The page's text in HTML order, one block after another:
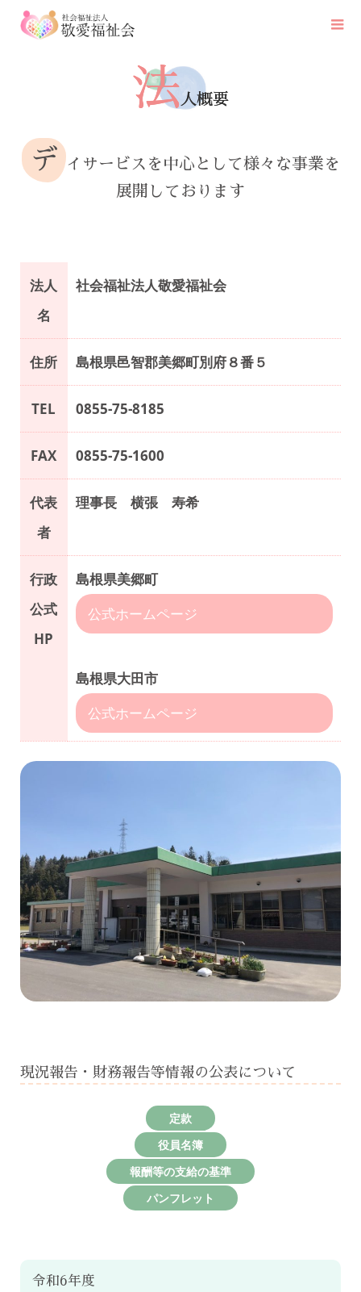
法 人概要
デ イサービスを中心として様々な事業を
展開しております
法人
名
社会福祉法人敬愛福祉会
住所 島根県邑智郡美郷町別府８番５
TEL 0855-75-8185
FAX 0855-75-1600
代表
者
理事長 横張 寿希
行政
公式
HP
島根県美郷町
公式ホームページ
島根県大田市
公式ホームページ
現況報告・財務報告等情報の公表について
定款
役員名簿
報酬等の支給の基準
パンフレット
令和6年度